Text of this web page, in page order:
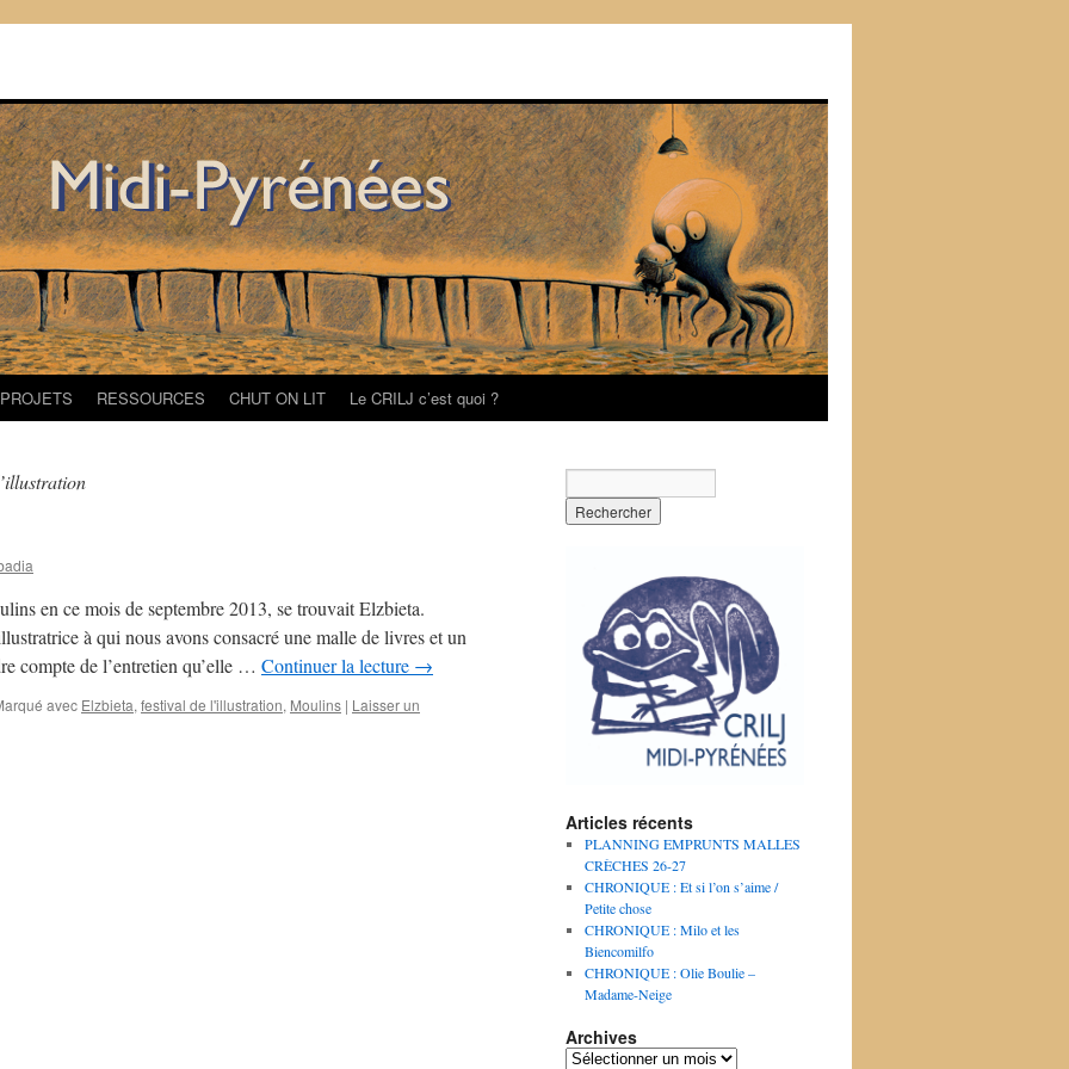
RESSOURCES CHUT ON LIT Le CRILJ c’est quoi ?
en ce mois de septembre 2013, se trouvait Elzbieta.
à qui nous avons consacré une malle de livres et un
compte de l’entretien qu’elle … Continuer la lecture →
avec Elzbieta, festival de l'illustration, Moulins | Laisser un
Articles récents
PLANNING EMPRUNTS MALLES
CRÈCHES 26-27
CHRONIQUE : Et si l’on s’aime /
Petite chose
CHRONIQUE : Milo et les
Biencomilfo
CHRONIQUE : Olie Boulie –
Madame-Neige
Archives
Archives